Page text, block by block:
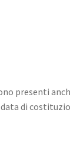
presenti
di